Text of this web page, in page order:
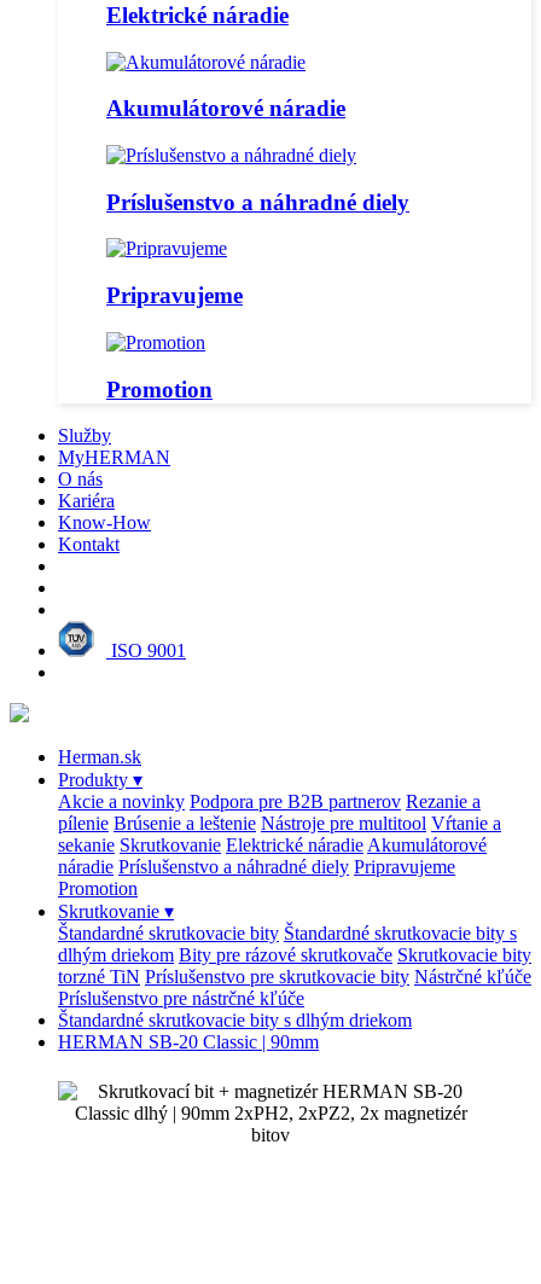
Elektrické náradie
Akumulátorové náradie
Príslušenstvo a náhradné diely
Pripravujeme
Promotion
Služby
MyHERMAN
O nás
Kariéra
Know-How
Kontakt
ISO 9001
Herman.sk
Produkty ▾
Akcie a novinky Podpora pre B2B partnerov Rezanie a
pílenie Brúsenie a leštenie Nástroje pre multitool Vŕtanie a
sekanie Skrutkovanie Elektrické náradie Akumulátorové
náradie Príslušenstvo a náhradné diely Pripravujeme
Promotion
Skrutkovanie ▾
Štandardné skrutkovacie bity Štandardné skrutkovacie bity s
dlhým driekom Bity pre rázové skrutkovače Skrutkovacie bity
torzné TiN Príslušenstvo pre skrutkovacie bity Nástrčné kľúče
Príslušenstvo pre nástrčné kľúče
Štandardné skrutkovacie bity s dlhým driekom
HERMAN SB-20 Classic | 90mm